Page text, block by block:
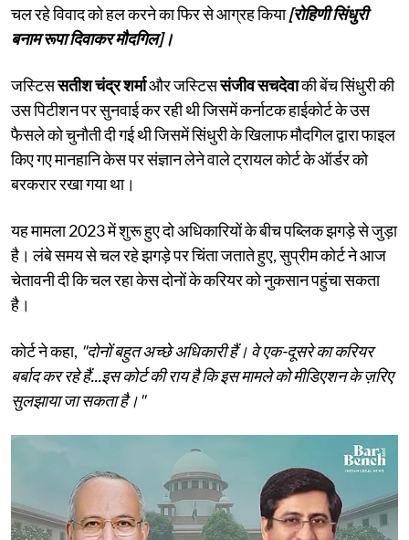
चल रहे विवाद को हल करने का फिर से आग्रह किया[रोहिणी सिंधुरी
बनाम रूपा दिवाकर मौदगिल]।
जस्टिससतीश चंद्र शर्माऔर जस्टिससंजीव सचदेवाकी बेंच सिंधुरी की
उस पिटीशन पर सुनवाई कर रही थी जिसमें कर्नाटक हाईकोर्ट के उस
फैसले को चुनौती दी गई थी जिसमें सिंधुरी के खिलाफ मौदगिल द्वारा फाइल
किए गए मानहानि केस पर संज्ञान लेने वाले ट्रायल कोर्ट के ऑर्डर को
बरकरार रखा गया था।
यह मामला 2023 में शुरू हुए दो अधिकारियों के बीच पब्लिक झगड़े से जुड़ा
है। लंबे समय से चल रहे झगड़े पर चिंता जताते हुए, सुप्रीम कोर्ट ने आज
चेतावनी दी कि चल रहा केस दोनों के करियर को नुकसान पहुंचा सकता
है।
कोर्ट ने कहा, "दोनों बहुत अच्छे अधिकारी हैं। वे एक-दूसरे का करियर
बर्बाद कर रहे हैं...इस कोर्ट की राय है कि इस मामले को मीडिएशन के ज़रिए
सुलझाया जा सकता है।"